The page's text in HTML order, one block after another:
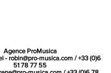
Agence ProMusica
- robin@pro-musica.com /+33 (0)6
51 78 77 55